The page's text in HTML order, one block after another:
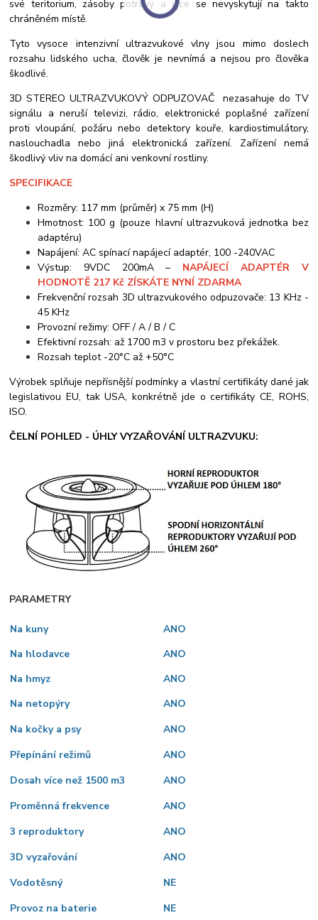
své teritorium, zásoby potravy a více se nevyskytují na takto
chráněném místě.
Tyto vysoce intenzivní ultrazvukové vlny jsou mimo doslech
rozsahu lidského ucha, člověk je nevnímá a nejsou pro člověka
škodlivé.
3D STEREO ULTRAZVUKOVÝ ODPUZOVAČ nezasahuje do TV
signálu a neruší televizi, rádio, elektronické poplašné zařízení
proti vloupání, požáru nebo detektory kouře, kardiostimulátory,
naslouchadla nebo jiná elektronická zařízení. Zařízení nemá
škodlivý vliv na domácí ani venkovní rostliny.
SPECIFIKACE
Rozměry: 117 mm (průměr) x 75 mm (H)
Hmotnost: 100 g (pouze hlavní ultrazvuková jednotka bez
adaptéru)
Napájení: AC spínací napájecí adaptér, 100 -240VAC
Výstup: 9VDC 200mA – NAPÁJECÍ ADAPTÉR V
HODNOTĚ 217 Kč ZÍSKÁTE NYNÍ ZDARMA
Frekvenční rozsah 3D ultrazvukového odpuzovače: 13 KHz -
45 KHz
Provozní režimy: OFF / A / B / C
Efektivní rozsah: až 1700 m3 v prostoru bez překážek.
Rozsah teplot -20°C až +50°C
Výrobek splňuje nepřísnější podmínky a vlastní certifikáty dané jak
legislativou EU, tak USA, konkrétně jde o certifikáty CE, ROHS,
ISO.
ČELNÍ POHLED - ÚHLY VYZAŘOVÁNÍ ULTRAZVUKU:
PARAMETRY
Na kuny
ANO
Na hlodavce
ANO
Na hmyz
ANO
Na netopýry
ANO
Na kočky a psy
ANO
Přepínání režimů
ANO
Dosah více než 1500 m3
ANO
Proměnná frekvence
ANO
3 reproduktory
ANO
3D vyzařování
ANO
Vodotěsný
NE
Provoz na baterie
NE